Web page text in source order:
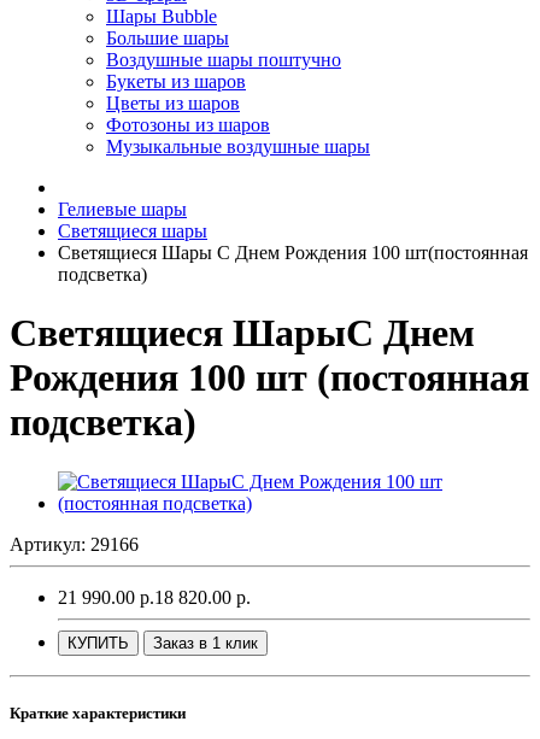
Шары Bubble
Большие шары
Воздушные шары поштучно
Букеты из шаров
Цветы из шаров
Фотозоны из шаров
Музыкальные воздушные шары
Гелиевые шары
Светящиеся шары
Светящиеся Шары С Днем Рождения 100 шт(постоянная
подсветка)
Светящиеся ШарыС Днем
Рождения 100 шт (постоянная
подсветка)
Артикул: 29166
21 990.00 р.18 820.00 р.
КУПИТЬ Заказ в 1 клик
Краткие характеристики